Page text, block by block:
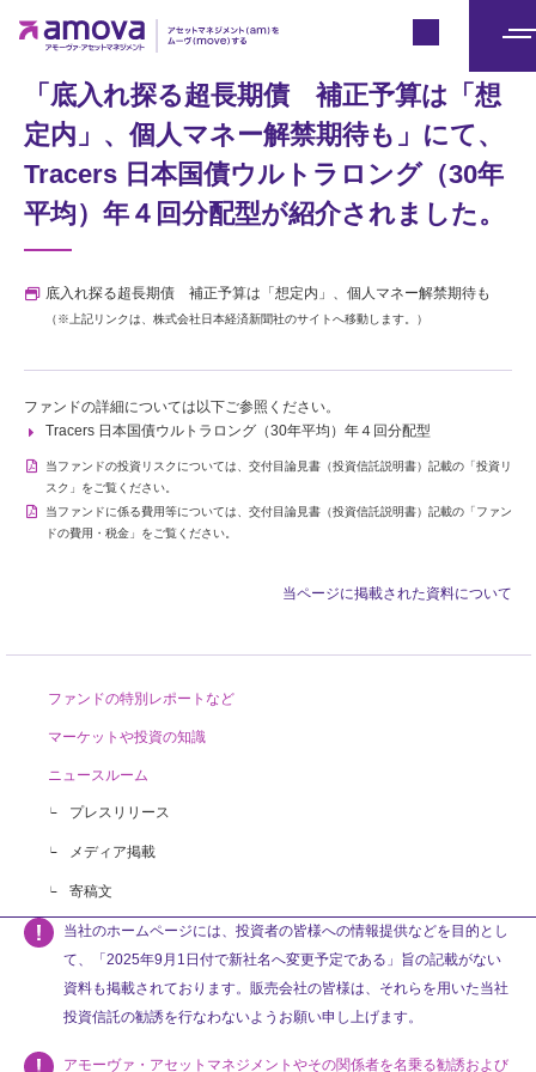
ファンドの特別レポートなど
マーケットや投資の知識
ニュースルーム
プレスリリース
メディア掲載
寄稿文
日本経済新聞（2026年5月29日 ）掲載
「底入れ探る超長期債 補正予算は「想
定内」、個人マネー解禁期待も」にて、
Tracers 日本国債ウルトラロング（30年
平均）年４回分配型が紹介されました。
底入れ探る超長期債 補正予算は「想定内」、個人マネー解禁期待も
（※上記リンクは、株式会社日本経済新聞社のサイトへ移動します。）
ファンドの詳細については以下ご参照ください。
Tracers 日本国債ウルトラロング（30年平均）年４回分配型
当ファンドの投資リスクについては、交付目論見書（投資信託説明書）記載の「投資リ
スク」をご覧ください。
当ファンドに係る費用等については、交付目論見書（投資信託説明書）記載の「ファン
ドの費用・税金」をご覧ください。
当ページに掲載された資料について
当社のホームページには、投資者の皆様への情報提供などを目的とし
て、「2025年9月1日付で新社名へ変更予定である」旨の記載がない
資料も掲載されております。販売会社の皆様は、それらを用いた当社
投資信託の勧誘を行なわないようお願い申し上げます。
アモーヴァ・アセットマネジメントやその関係者を名乗る勧誘および